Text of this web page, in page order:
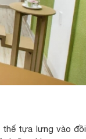
thế tựa lưng vào đồi